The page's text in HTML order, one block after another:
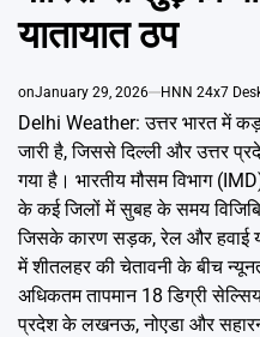
यातायात ठप
onJanuary 29, 2026 HNN 24x7
Delhi Weather: उत्तर भारत में
जारी है, जिससे दिल्ली और उत्तर
गया है। भारतीय मौसम विभाग
के कई जिलों में सुबह के समय
जिसके कारण सड़क, रेल और हवाई
में शीतलहर की चेतावनी के बीच
अधिकतम तापमान 18 डिग्री
प्रदेश के लखनऊ, नोएडा और